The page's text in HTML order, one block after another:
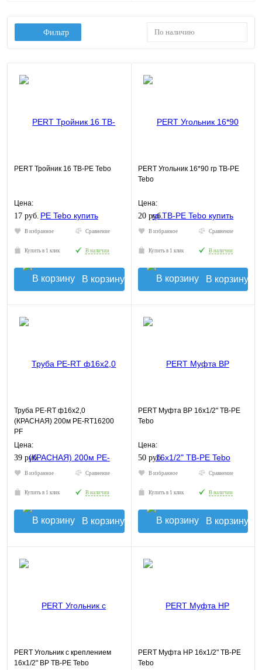
Фильтр По наличию
PERT Тройник 16 TB-PE Tebo
Цена:
17 руб.
В избранное Сравнение
Купить в 1 клик В наличии
В корзину
PERT Угольник 16*90 гр TB-PE
Tebo
Цена:
20 руб.
В избранное Сравнение
Купить в 1 клик В наличии
В корзину
Труба PE-RT ф16х2,0
(КРАСНАЯ) 200м PE-RT16200
PF
Цена:
39 руб.
В избранное Сравнение
Купить в 1 клик В наличии
В корзину
PERT Муфта ВР 16х1/2" TB-PE
Tebo
Цена:
50 руб.
В избранное Сравнение
Купить в 1 клик В наличии
В корзину
PERT Угольник с креплением
16х1/2" ВР TB-PE Tebo
PERT Муфта НР 16х1/2" TB-PE
Tebo